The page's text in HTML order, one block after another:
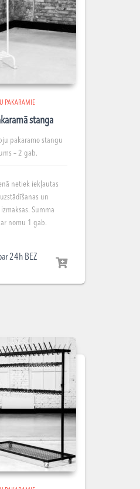
PAKARAMIE
stanga
pakaramo stangu
– 2 gab.
netiek iekļautas
un
Summa
nomu 1 gab.
24h BEZ